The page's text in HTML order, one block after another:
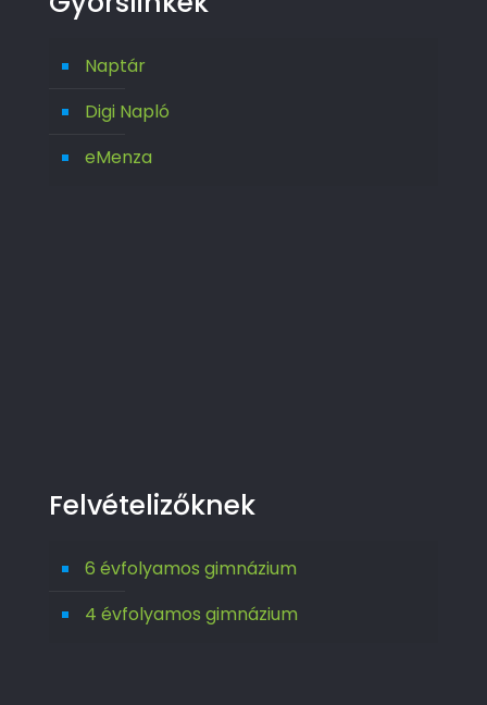
Naptár
Digi Napló
eMenza
Felvételizőknek
6 évfolyamos gimnázium
4 évfolyamos gimnázium